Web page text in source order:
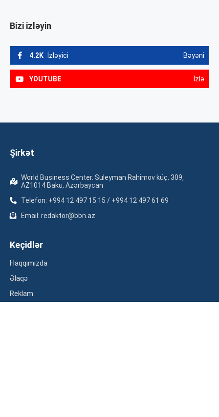
Bizi izləyin
4.2K İzləyici Bəyəni
YOUTUBE İzlə
Şirkət
World Business Center. Suleyman Rahimov küç. 309,
AZ1014 Baku, Azərbaycan
Telefon: +994 12 497 15 15 / +994 12 497 61 69
Email: redaktor@bbn.az
Keçidlər
Haqqımızda
Əlaqə
Reklam